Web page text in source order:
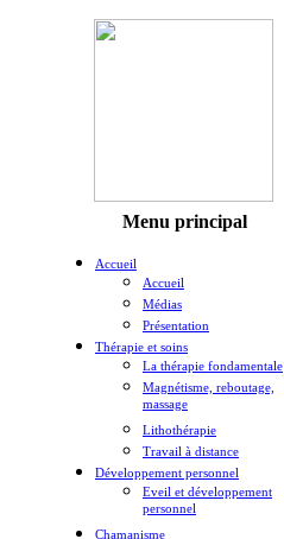
Menu principal
Accueil
Accueil
Médias
Présentation
Thérapie et soins
La thérapie fondamentale
Magnétisme, reboutage,
massage
Lithothérapie
Travail à distance
Développement personnel
Eveil et développement
personnel
Chamanisme